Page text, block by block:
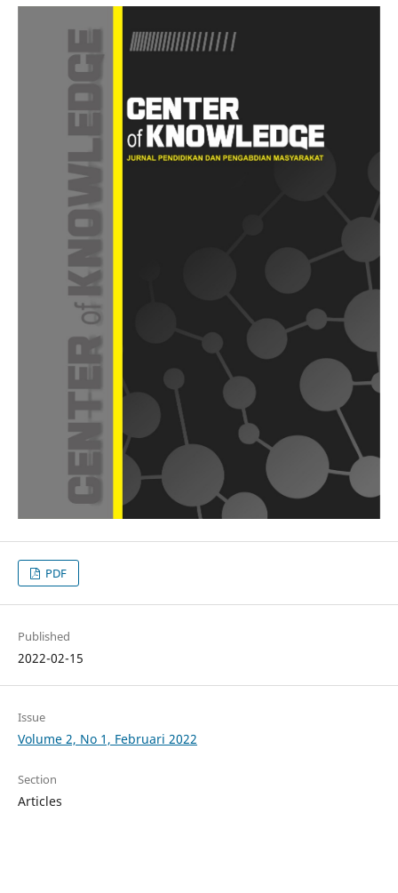
PDF
Published
2022-02-15
Issue
Volume 2, No 1, Februari 2022
Section
Articles